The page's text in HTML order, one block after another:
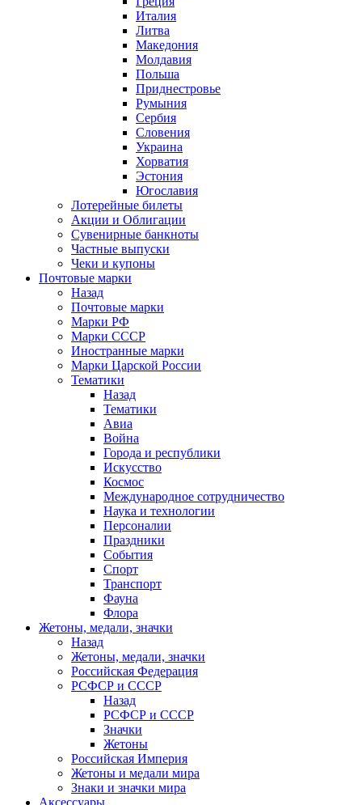
Италия
Литва
Македония
Молдавия
Польша
Приднестровье
Румыния
Сербия
Словения
Украина
Хорватия
Эстония
Югославия
Лотерейные билеты
Акции и Облигации
Сувенирные банкноты
Частные выпуски
Чеки и купоны
Почтовые марки
Назад
Почтовые марки
Марки РФ
Марки СССР
Иностранные марки
Марки Царской России
Тематики
Назад
Тематики
Авиа
Война
Города и республики
Искусство
Космос
Международное сотрудничество
Наука и технологии
Персоналии
Праздники
События
Спорт
Транспорт
Фауна
Флора
Жетоны, медали, значки
Назад
Жетоны, медали, значки
Российская Федерация
РСФСР и СССР
Назад
РСФСР и СССР
Значки
Жетоны
Российская Империя
Жетоны и медали мира
Знаки и значки мира
Аксессуары